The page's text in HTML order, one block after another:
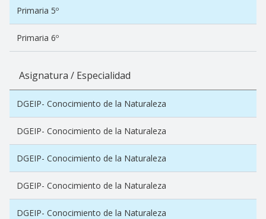
Primaria 5º
Primaria 6º
Asignatura / Especialidad
DGEIP- Conocimiento de la Naturaleza
DGEIP- Conocimiento de la Naturaleza
DGEIP- Conocimiento de la Naturaleza
DGEIP- Conocimiento de la Naturaleza
DGEIP- Conocimiento de la Naturaleza